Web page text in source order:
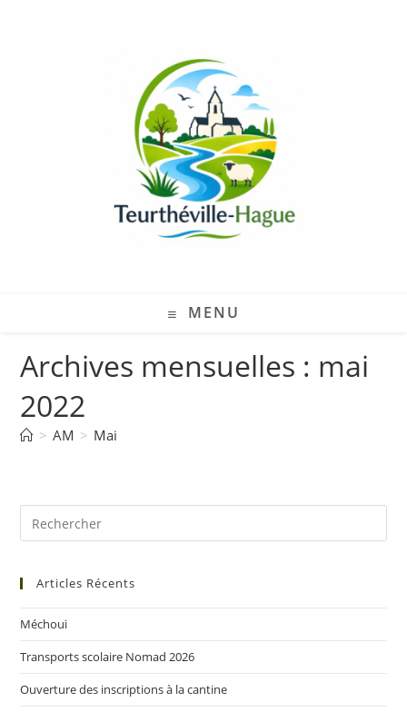
MENU
Archives mensuelles : mai
2022
> AM > Mai
Articles Récents
Méchoui
Transports scolaire Nomad 2026
Ouverture des inscriptions à la cantine